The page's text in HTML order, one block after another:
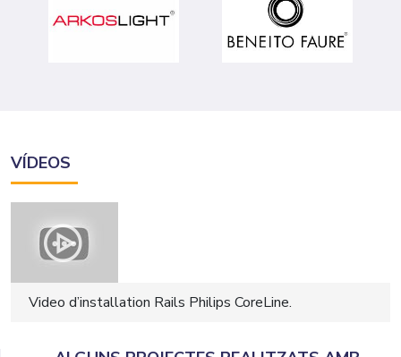
VÍDEOS
Video d’installation Rails Philips CoreLine.